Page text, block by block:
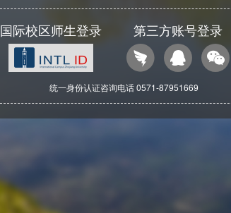
国际校区师生登录 第三方账号登录
统一身份认证咨询电话 0571-87951669